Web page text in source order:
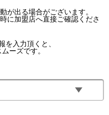
が出る場合がございます。
に加盟店へ直接ご確認くださ
を入力頂くと、
ーズです。